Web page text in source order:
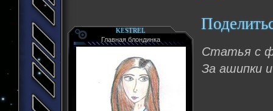
KESTREL
Главная блондинка
Статья с
За ашипки